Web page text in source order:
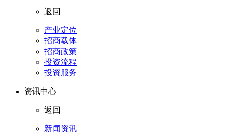
返回
产业定位
招商载体
招商政策
投资流程
投资服务
资讯中心
返回
新闻资讯